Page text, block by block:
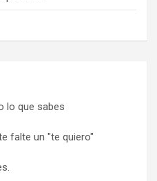
lo que sabes
falte un "te quiero"